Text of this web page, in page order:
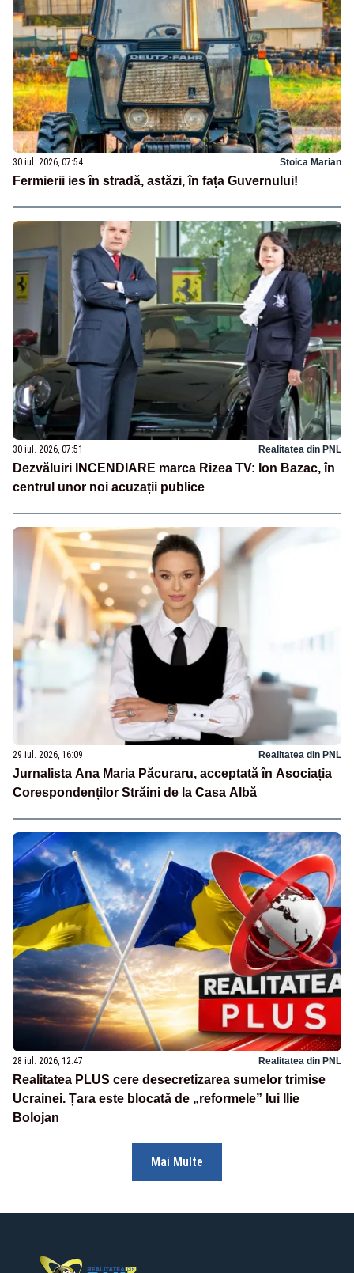
30 iul. 2026, 07:54 Stoica Marian
Fermierii ies în stradă, astăzi, în fața Guvernului!
30 iul. 2026, 07:51 Realitatea din PNL
Dezvăluiri INCENDIARE marca Rizea TV: Ion Bazac, în
centrul unor noi acuzații publice
29 iul. 2026, 16:09 Realitatea din PNL
Jurnalista Ana Maria Păcuraru, acceptată în Asociația
Corespondenților Străini de la Casa Albă
28 iul. 2026, 12:47 Realitatea din PNL
Realitatea PLUS cere desecretizarea sumelor trimise
Ucrainei. Țara este blocată de „reformele” lui Ilie
Bolojan
Mai Multe